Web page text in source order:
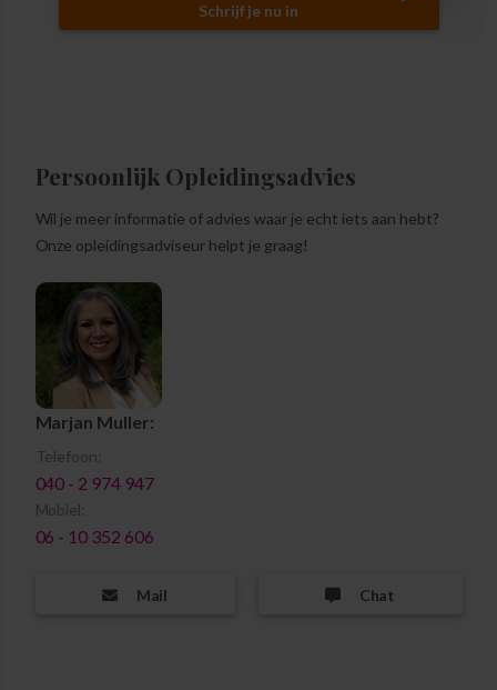
Schrijf je nu in
Persoonlijk Opleidingsadvies
Wil je meer informatie of advies waar je echt iets aan hebt?
Onze opleidingsadviseur helpt je graag!
Marjan Muller:
Telefoon:
040 - 2 974 947
Mobiel:
06 - 10 352 606
Mail Chat